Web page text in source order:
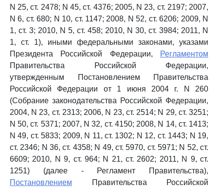
N 25, ст. 2478; N 45, ст. 4376; 2005, N 23, ст. 2197; 2007,
N 6, ст. 680; N 10, ст. 1147; 2008, N 52, ст. 6206; 2009, N
1, ст. 3; 2010, N 5, ст. 458; 2010, N 30, ст. 3984; 2011, N
1, ст. 1), иными федеральными законами, указами
Президента Российской Федерации,
Регламентом
Правительства Российской Федерации,
утвержденным Постановлением Правительства
Российской Федерации от 1 июня 2004 г. N 260
(Собрание законодательства Российской Федерации,
2004, N 23, ст. 2313; 2006, N 23, ст. 2514; N 29, ст. 3251;
N 50, ст. 5371; 2007, N 32, ст. 4150; 2008, N 14, ст. 1413;
N 49, ст. 5833; 2009, N 11, ст. 1302; N 12, ст. 1443; N 19,
ст. 2346; N 36, ст. 4358; N 49, ст. 5970, ст. 5971; N 52, ст.
6609; 2010, N 9, ст. 964; N 21, ст. 2602; 2011, N 9, ст.
1251) (далее - Регламент Правительства),
Постановлением Правительства Российской